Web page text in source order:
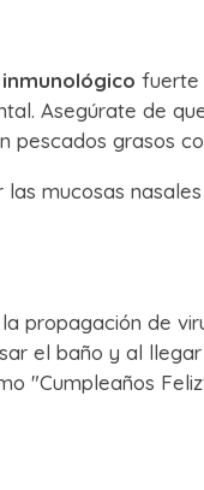
fuerte
Asegúrate de
pescados grasos
mucosas
propagación de
el baño y al
"Cumpleaños